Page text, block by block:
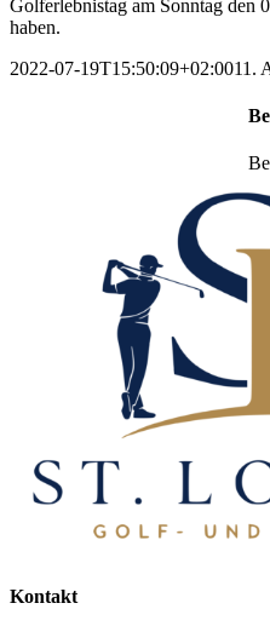
Golferlebnistag am Sonntag den
haben.
2022-07-19T15:50:09+02:0011.
Kontakt